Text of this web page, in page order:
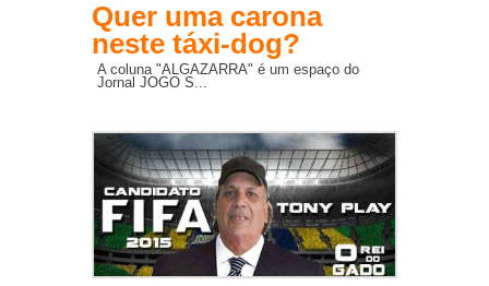
Quer uma carona
neste táxi-dog?
A coluna "ALGAZARRA" é um espaço do
Jornal JOGO S...